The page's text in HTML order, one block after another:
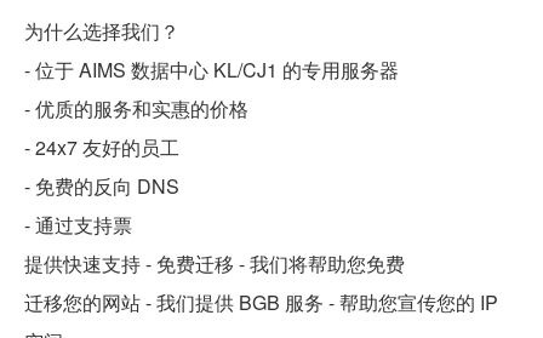
为什么选择我们？
- 位于 AIMS 数据中心 KL/CJ1 的专用服务器
- 优质的服务和实惠的价格
- 24x7 友好的员工
- 免费的反向 DNS
- 通过支持票
提供快速支持 - 免费迁移 - 我们将帮助您免费
迁移您的网站 - 我们提供 BGB 服务 - 帮助您宣传您的 IP